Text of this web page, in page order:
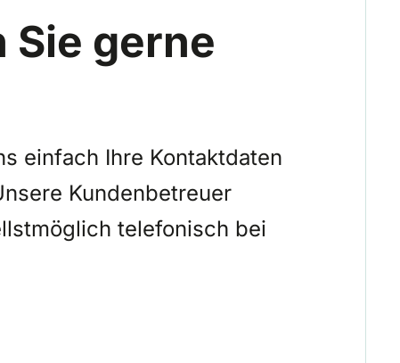
gerne
einfach Ihre Kontaktdaten
Kundenbetreuer
telefonisch bei